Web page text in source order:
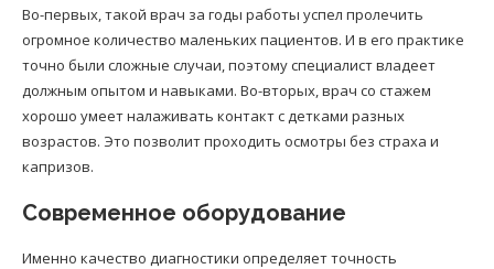
Во-первых, такой врач за годы работы успел пролечить
огромное количество маленьких пациентов. И в его практике
точно были сложные случаи, поэтому специалист владеет
должным опытом и навыками. Во-вторых, врач со стажем
хорошо умеет налаживать контакт с детками разных
возрастов. Это позволит проходить осмотры без страха и
капризов.
Современное оборудование
Именно качество диагностики определяет точность